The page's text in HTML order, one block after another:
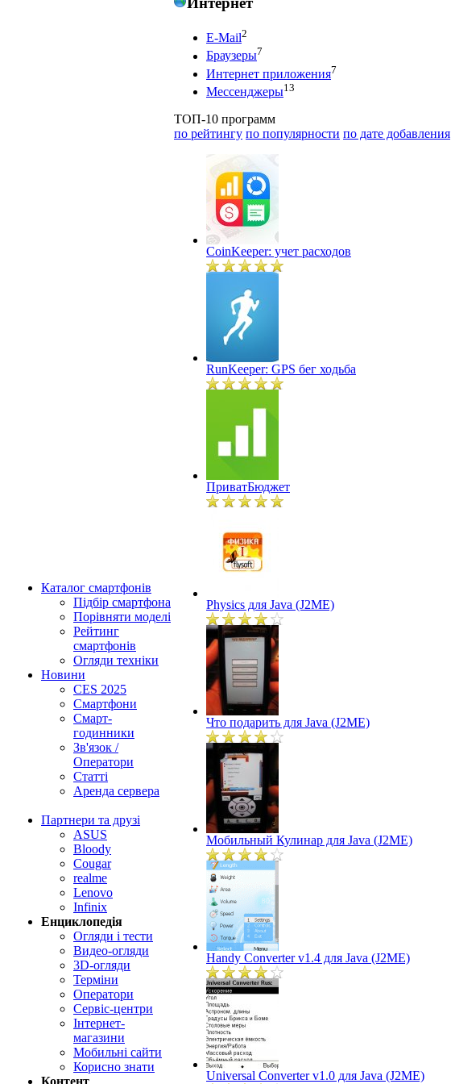
Каталог смартфонів
Підбір смартфона
Порівняти моделі
Рейтинг
смартфонів
Огляди техніки
Новини
CES 2025
Смартфони
Смарт-
годинники
Зв'язок /
Оператори
Статті
Аренда сервера
Партнери та друзі
ASUS
Bloody
Cougar
realme
Lenovo
Infinix
Енциклопедія
Огляди і тести
Видео-огляди
3D-огляди
Терміни
Оператори
Сервіс-центри
Інтернет-
магазини
Мобильні сайти
Корисно знати
Контент
E-Mail2
Браузеры7
Интернет приложения7
Мессенджеры13
ТОП-10 программ
по рейтингу по популярности по дате добавления
CoinKeeper: учет расходов
RunKeeper: GPS бег ходьба
ПриватБюджет
Physics для Java (J2ME)
Что подарить для Java (J2ME)
Мобильный Кулинар для Java (J2ME)
Handy Converter v1.4 для Java (J2ME)
Universal Converter v1.0 для Java (J2ME)